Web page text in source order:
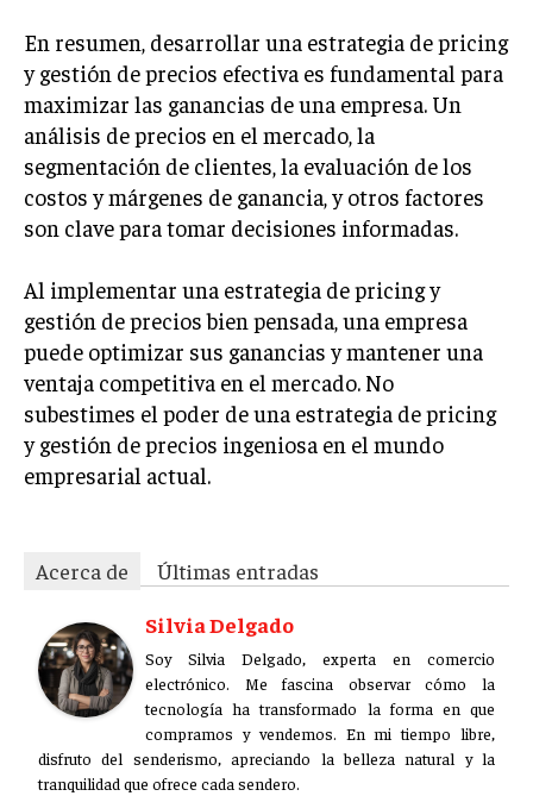
SOCIAL
BLOG
Últimas entradas
Soy Silvia Delgado, experta en comercio
electrónico. Me fascina observar cómo la
tecnología ha transformado la forma en que
compramos y vendemos. En mi tiempo libre,
disfruto del senderismo, apreciando la belleza natural y la
tranquilidad que ofrece cada sendero.
Aparece en periódicos digitales y domina los buscadores,
Infórmate aquí.
En resumen, desarrollar una estrategia de pricing
y gestión de precios efectiva es fundamental para
maximizar las ganancias de una empresa. Un
análisis de precios en el mercado, la
segmentación de clientes, la evaluación de los
costos y márgenes de ganancia, y otros factores
son clave para tomar decisiones informadas.
Al implementar una estrategia de pricing y
gestión de precios bien pensada, una empresa
puede optimizar sus ganancias y mantener una
ventaja competitiva en el mercado. No
subestimes el poder de una estrategia de pricing
y gestión de precios ingeniosa en el mundo
empresarial actual.
Acerca de
Últimas entradas
Silvia Delgado
Soy Silvia Delgado, experta en comercio
electrónico. Me fascina observar cómo la
tecnología ha transformado la forma en que
compramos y vendemos. En mi tiempo libre,
disfruto del senderismo, apreciando la belleza natural y la
tranquilidad que ofrece cada sendero.